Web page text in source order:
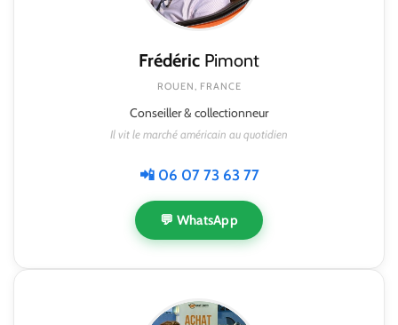
Frédéric Pimont
ROUEN, FRANCE
Conseiller & collectionneur
Il vit le marché américain au quotidien
📲 06 07 73 63 77
💬 WhatsApp